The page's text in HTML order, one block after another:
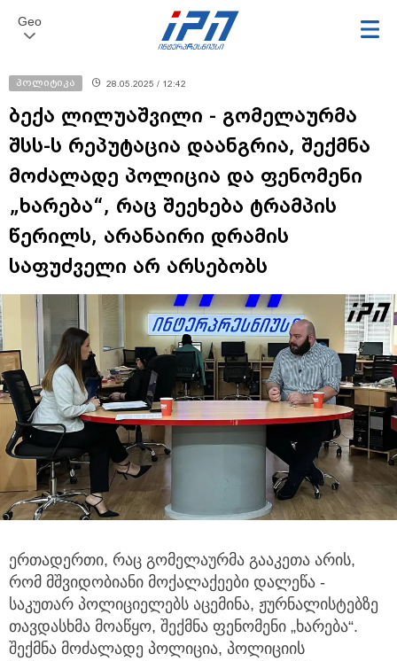
Geo
პოლიტიკა 28.05.2025 / 12:42
ბექა ლილუაშვილი - გომელაურმა
შსს-ს რეპუტაცია დაანგრია, შექმნა
მოძალადე პოლიცია და ფენომენი
„ხარება“, რაც შეეხება ტრამპის
წერილს, არანაირი დრამის
საფუძველი არ არსებობს
ერთადერთი, რაც გომელაურმა გააკეთა არის,
რომ მშვიდობიანი მოქალაქეები დალეწა -
საკუთარ პოლიციელებს აცემინა, ჟურნალისტებზე
თავდასხმა მოაწყო, შექმნა ფენომენი „ხარება“.
შექმნა მოძალადე პოლიცია, პოლიციის